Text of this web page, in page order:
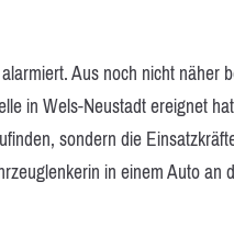
Aus noch nicht näher
in Wels-Neustadt ereignet
sondern die
in einem Auto an